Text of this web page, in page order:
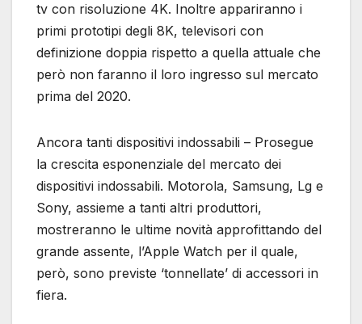
tv con risoluzione 4K. Inoltre appariranno i
primi prototipi degli 8K, televisori con
definizione doppia rispetto a quella attuale che
però non faranno il loro ingresso sul mercato
prima del 2020.
Ancora tanti dispositivi indossabili – Prosegue
la crescita esponenziale del mercato dei
dispositivi indossabili. Motorola, Samsung, Lg e
Sony, assieme a tanti altri produttori,
mostreranno le ultime novità approfittando del
grande assente, l’Apple Watch per il quale,
però, sono previste ‘tonnellate’ di accessori in
fiera.